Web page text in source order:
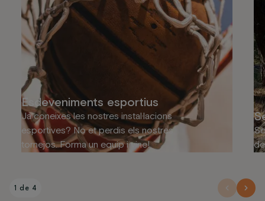
Esdeveniments esportius
Ja coneixes les nostres instal·lacions
esportives? No et perdis els nostres
tornejos. Forma un equip i vine!
1 de 4